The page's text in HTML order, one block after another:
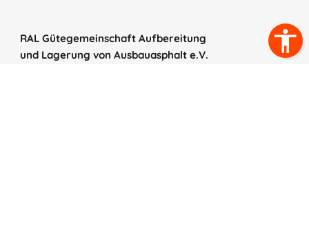
RAL Gütegemeinschaft Aufbereitung
und Lagerung von Ausbauasphalt e.V.